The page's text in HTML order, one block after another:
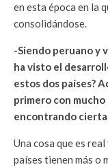
en esta época en la
consolidándose.
-Siendo peruano y
ha visto el
estos dos países?
primero con
encontrando cierta
Una cosa que es
países tienen más o